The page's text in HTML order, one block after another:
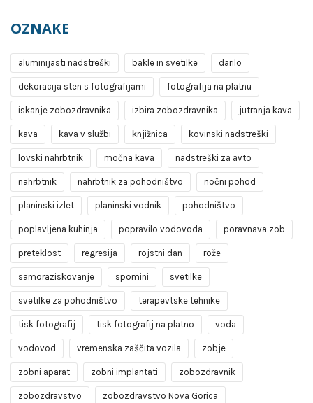
OZNAKE
aluminijasti nadstreški bakle in svetilke darilo
dekoracija sten s fotografijami fotografija na platnu
iskanje zobozdravnika izbira zobozdravnika jutranja kava
kava kava v službi knjižnica kovinski nadstreški
lovski nahrbtnik močna kava nadstreški za avto
nahrbtnik nahrbtnik za pohodništvo nočni pohod
planinski izlet planinski vodnik pohodništvo
poplavljena kuhinja popravilo vodovoda poravnava zob
preteklost regresija rojstni dan rože
samoraziskovanje spomini svetilke
svetilke za pohodništvo terapevtske tehnike
tisk fotografij tisk fotografij na platno voda
vodovod vremenska zaščita vozila zobje
zobni aparat zobni implantati zobozdravnik
zobozdravstvo zobozdravstvo Nova Gorica